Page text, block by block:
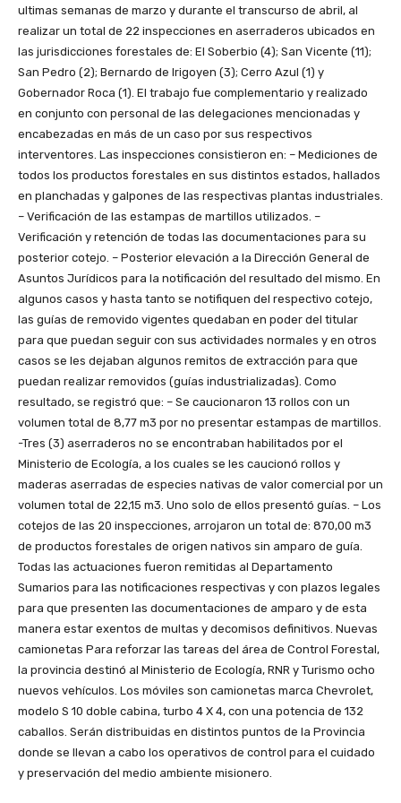
ultimas semanas de marzo y durante el transcurso de abril, al
realizar un total de 22 inspecciones en aserraderos ubicados en
las jurisdicciones forestales de: El Soberbio (4); San Vicente (11);
San Pedro (2); Bernardo de Irigoyen (3); Cerro Azul (1) y
Gobernador Roca (1). El trabajo fue complementario y realizado
en conjunto con personal de las delegaciones mencionadas y
encabezadas en más de un caso por sus respectivos
interventores. Las inspecciones consistieron en: – Mediciones de
todos los productos forestales en sus distintos estados, hallados
en planchadas y galpones de las respectivas plantas industriales.
– Verificación de las estampas de martillos utilizados. –
Verificación y retención de todas las documentaciones para su
posterior cotejo. – Posterior elevación a la Dirección General de
Asuntos Jurídicos para la notificación del resultado del mismo. En
algunos casos y hasta tanto se notifiquen del respectivo cotejo,
las guías de removido vigentes quedaban en poder del titular
para que puedan seguir con sus actividades normales y en otros
casos se les dejaban algunos remitos de extracción para que
puedan realizar removidos (guías industrializadas). Como
resultado, se registró que: – Se caucionaron 13 rollos con un
volumen total de 8,77 m3 por no presentar estampas de martillos.
-Tres (3) aserraderos no se encontraban habilitados por el
Ministerio de Ecología, a los cuales se les caucionó rollos y
maderas aserradas de especies nativas de valor comercial por un
volumen total de 22,15 m3. Uno solo de ellos presentó guías. – Los
cotejos de las 20 inspecciones, arrojaron un total de: 870,00 m3
de productos forestales de origen nativos sin amparo de guía.
Todas las actuaciones fueron remitidas al Departamento
Sumarios para las notificaciones respectivas y con plazos legales
para que presenten las documentaciones de amparo y de esta
manera estar exentos de multas y decomisos definitivos. Nuevas
camionetas Para reforzar las tareas del área de Control Forestal,
la provincia destinó al Ministerio de Ecología, RNR y Turismo ocho
nuevos vehículos. Los móviles son camionetas marca Chevrolet,
modelo S 10 doble cabina, turbo 4 X 4, con una potencia de 132
caballos. Serán distribuidas en distintos puntos de la Provincia
donde se llevan a cabo los operativos de control para el cuidado
y preservación del medio ambiente misionero.